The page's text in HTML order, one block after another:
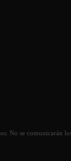
se comunicarán